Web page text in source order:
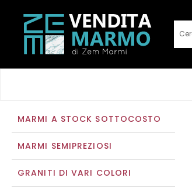
MARMI A STOCK SOTTOCOSTO
MARMI SEMIPREZIOSI
GRANITI DI VARI COLORI